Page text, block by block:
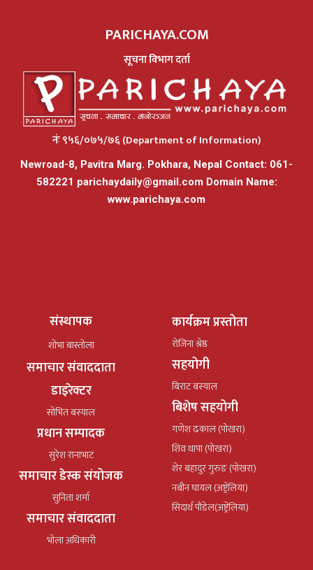
PARICHAYA.COM
सूचना विभाग दर्ता
नंः ९५६/०७५/७६ (Department of Information)
Newroad-8, Pavitra Marg. Pokhara, Nepal Contact: 061-
582221 parichaydaily@gmail.comDomain Name:
www.parichaya.com
संस्थापक
शोभा बास्तोला
समाचार संवाददाता
डाइरेक्टर
सोभित बस्याल
प्रधान सम्पादक
सुरेश रानाभाट
समाचार डेस्क संयोजक
सुनिता शर्मा
समाचार संवाददाता
भोला अधिकारी
कार्यक्रम प्रस्तोता
रोजिना श्रेष्ठ
सहयोगी
बिराट बस्याल
बिशेष सहयोगी
गणेश ढकाल (पोखरा)
शिव थापा (पोखरा)
शेर बहादुर गुरुङ (पोखरा)
नबीन घायल (अष्ट्रेलिया)
सिदार्थ पौडेल(अष्ट्रेलिया)